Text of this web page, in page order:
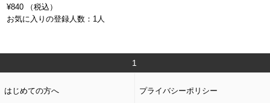
¥840 （税込）
お気に入りの登録人数：1人
1
はじめての方へ プライバシーポリシー